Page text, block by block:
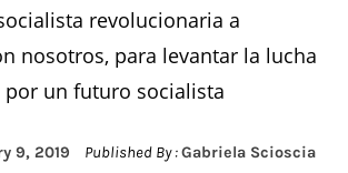
revolucionaria a
nosotros, para levantar la lucha
por un futuro socialista
9, 2019 Published By :Gabriela Scioscia